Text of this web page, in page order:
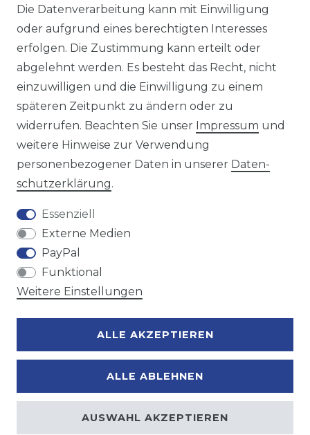
Sie sind Wiederverkäufer?
Sie erreichen uns unter :
https://avancarte.de/
oder telefonisch unter: 0421 - 434430
Wir versenden mit
Zahlungsmöglichkeiten
Die Datenverarbeitung kann mit Einwilligung
oder aufgrund eines berechtigten Interesses
erfolgen. Die Zustimmung kann erteilt oder
abgelehnt werden. Es besteht das Recht, nicht
einzuwilligen und die Einwilligung zu einem
späteren Zeitpunkt zu ändern oder zu
widerrufen. Beachten Sie unser Impressum und
weitere Hinweise zur Verwendung
personenbezogener Daten in unserer Daten­
schutz­erklärung.
Essenziell
Externe Medien
PayPal
Funktional
Weitere Einstellungen
ALLE AKZEPTIEREN
ALLE ABLEHNEN
AUSWAHL AKZEPTIEREN